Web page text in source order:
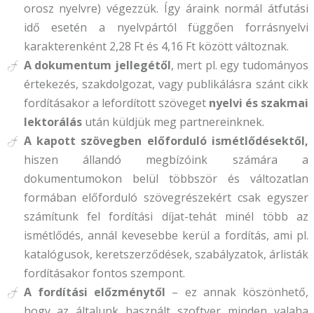
orosz nyelvre) végezzük. Így áraink normál átfutási
idő esetén a nyelvpártól függően forrásnyelvi
karakterenként 2,28 Ft és 4,16 Ft között változnak.
A dokumentum jellegétől, mert pl. egy tudományos
értekezés, szakdolgozat, vagy publikálásra szánt cikk
fordításakor a lefordított szövegetnyelvi és szakmai
lektorálásután küldjük meg partnereinknek.
A kapott szövegben előforduló ismétlődésektől,
hiszen állandó megbízóink számára a
dokumentumokon belül többször és változatlan
formában előforduló szövegrészekért csak egyszer
számítunk fel fordítási díjat-tehát minél több az
ismétlődés, annál kevesebbe kerül a fordítás, ami pl.
katalógusok, keretszerződések, szabályzatok, árlisták
fordításakor fontos szempont.
A fordítási előzménytől – ez annak köszönhető,